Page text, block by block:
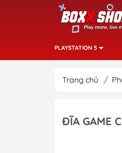
PLAYSTATION 5
Trang chủ /
ĐĨA GAME